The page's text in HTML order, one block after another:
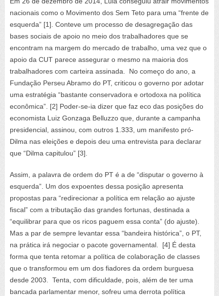
nacionais como o Movimento dos Sem Teto para uma “frente de
esquerda” [1]. Conteve um processo de desagregação das
bases sociais de apoio no meio dos trabalhadores que se
encontram na margem do mercado de trabalho, uma vez que o
apoio da CUT parece assegurar o mesmo na maioria dos
trabalhadores com carteira assinada. No começo do ano, a
Fundação Perseu Abramo do PT, criticou o governo por adotar
uma estratégia “bastante conservadora e ortodoxa na política
econômica”. [2] Poder-se-ia dizer que faz eco das posições do
economista Luiz Gonzaga Belluzzo que, durante a campanha
presidencial, assinou, com outros 1.333, um manifesto pró-
Dilma nas eleições e depois deu uma entrevista para declarar
que “Dilma capitulou” [3].
Assim, a palavra de ordem do PT é a de “disputar o governo à
esquerda”. Um dos expoentes dessa posição apresenta
propostas para “redirecionar a política em relação ao ajuste
fiscal” com a tributação das grandes fortunas, destinada a
“equilibrar para que os ricos paguem essa conta” (do ajuste).
Mas a par de sempre levantar essa “bandeira histórica”, o PT,
na prática irá negociar o pacote governamental. [4] É desta
forma que tenta retomar a política de colaboração de classes
que o transformou em um dos fiadores da ordem burguesa
desde 2003. Tenta, com dificuldade, pois, além de ter uma
bancada parlamentar menor, sofreu uma derrota política